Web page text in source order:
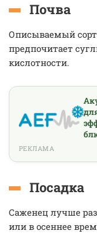
Почва
Описываемый сорт
предпочитает
кислотности.
РЕКЛАМА
Посадка
Саженец лучше
или в осеннее